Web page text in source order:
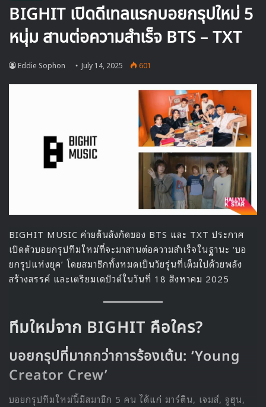
ความเป็นมืออาชีพ และความจริงใจในการสื่อสารกับแฟน ๆ
พร้อมกล่าวขอบคุณทีมผู้สร้างอย่างอบอุ่น และทำตามสัญญา 1st
Place ด้วยการโพสต์ท่าอย่างน่ารักตลอดเพลงในช่วง Encore
ลุยรางวัล “Next Icon” บนเวที K-
Hallyu Expo 2025
ความแรงของ AHOF ยังต่อเนื่อง ด้วยการผ่านเข้าสู่รอบ 2 ของ
รางวัล “Next Icon” บนเวที “NewSis Hallyu Expo” ที่จัด
ร่วมกับแพลตฟอร์ม STARDOM เปิดให้แฟนทั่วโลกได้ร่วม
โหวตให้กับศิลปินที่ตัวเองรัก โหวตฟรีวันละ 5 ครั้ง และโหวต
แบบ Gold Star ไม่จำกัด
โดยรอบ 2 จะสิ้นสุดในวันที่ 23 กรกฎาคม และรอบตัดสินจะจัด
ขึ้นในวันที่ 28 สิงหาคม ณ โรงแรมลอตเต้ โซล
จากเด็กฝึกในรายการออดิชัน สู่การเป็นศิลปินที่ทั้งแฟนคลับ
และชาร์ตเพลงให้การยอมรับ AHOF ได้พิสูจน์แล้วว่า “ยุคของอ
อดิชัน K-Pop” ยังไม่ตาย พวกเขาไม่เพียงแต่พาเพลง
Rendezvous สะกดใจผู้ฟัง แต่ยังเดินหน้าสร้างเรื่องราวของตัว